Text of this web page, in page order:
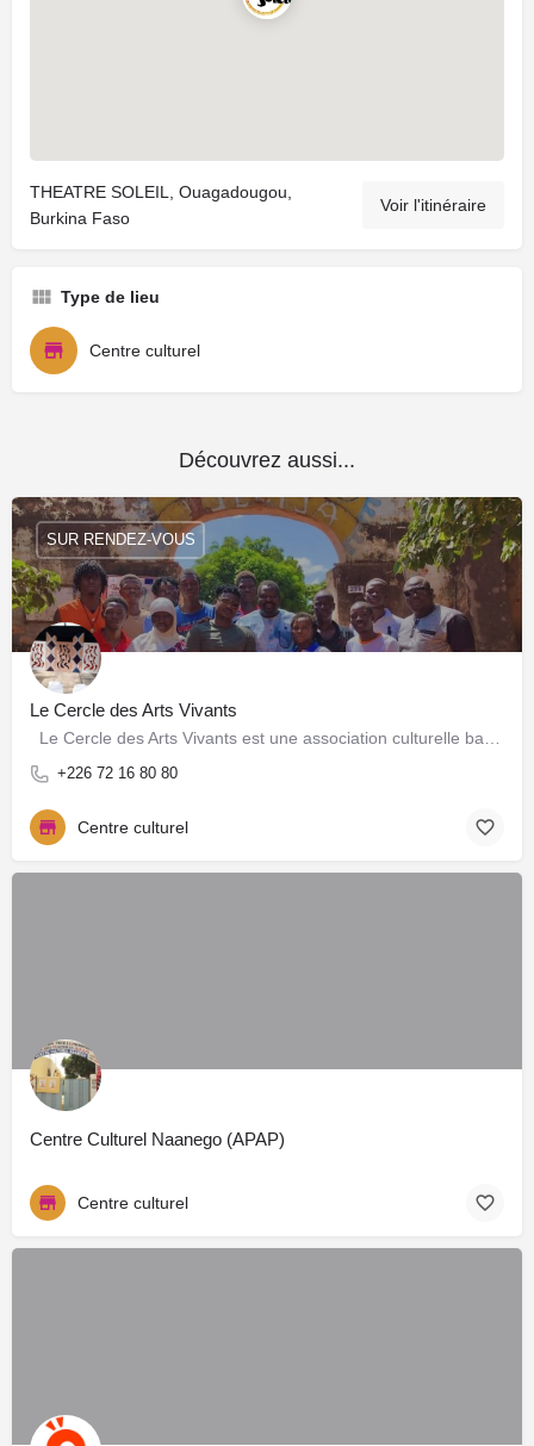
THEATRE SOLEIL, Ouagadougou,
Burkina Faso
Voir l'itinéraire
Type de lieu
Centre culturel
Découvrez aussi...
Le Cercle des Arts Vivants
+226 72 16 80 80
SUR RENDEZ-VOUS
Centre culturel
Centre Culturel Naanego (APAP)
Centre culturel